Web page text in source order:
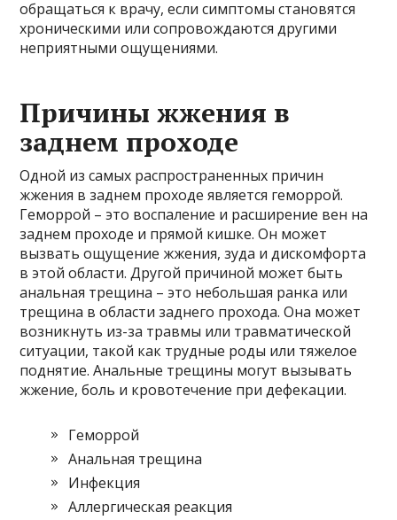
обращаться к врачу, если симптомы становятся
хроническими или сопровождаются другими
неприятными ощущениями.
Причины жжения в
заднем проходе
Одной из самых распространенных причин
жжения в заднем проходе является геморрой.
Геморрой – это воспаление и расширение вен на
заднем проходе и прямой кишке. Он может
вызвать ощущение жжения, зуда и дискомфорта
в этой области. Другой причиной может быть
анальная трещина – это небольшая ранка или
трещина в области заднего прохода. Она может
возникнуть из-за травмы или травматической
ситуации, такой как трудные роды или тяжелое
поднятие. Анальные трещины могут вызывать
жжение, боль и кровотечение при дефекации.
Геморрой
Анальная трещина
Инфекция
Аллергическая реакция